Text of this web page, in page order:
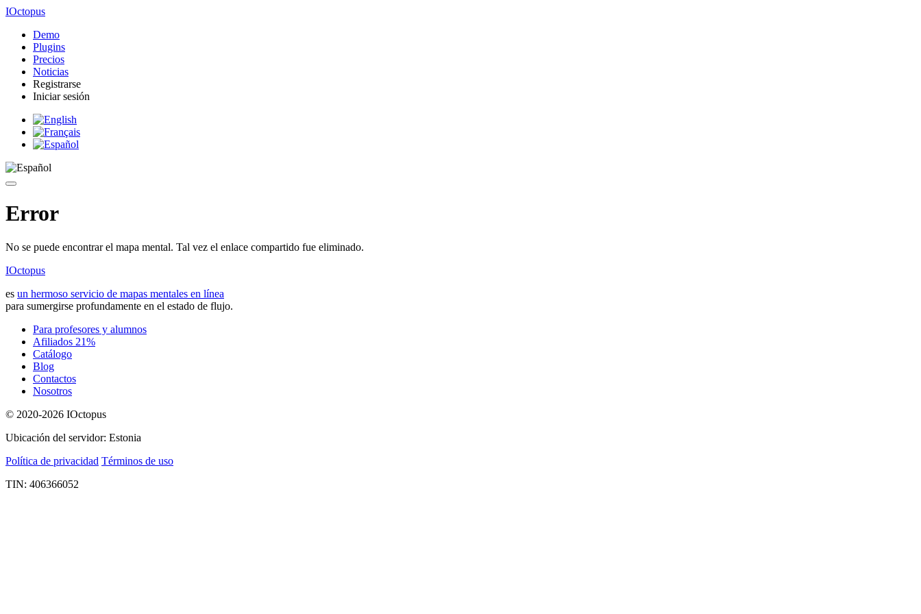
IOctopus
Demo
Plugins
Precios
Noticias
Registrarse
Iniciar sesión
Error
No se puede encontrar el mapa mental. Tal vez el enlace compartido fue eliminado.
IOctopus
es un hermoso servicio de mapas mentales en línea
para sumergirse profundamente en el estado de flujo.
Para profesores y alumnos
Afiliados 21%
Catálogo
Blog
Contactos
Nosotros
© 2020-2026 IOctopus
Ubicación del servidor: Estonia
Política de privacidad Términos de uso
TIN: 406366052